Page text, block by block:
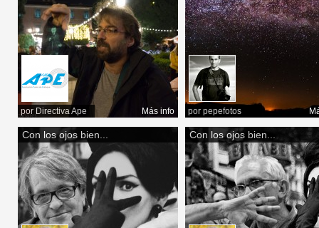
por Directiva Ape Más info por pepefotos
Con los ojos bien... Con los ojos bien...